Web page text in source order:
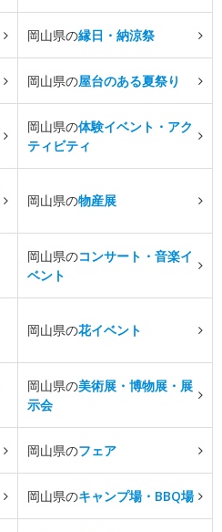
岡山県の縁日・納涼祭
岡山県の屋台のある夏祭り
岡山県の体験イベント・アク
ティビティ
岡山県の物産展
岡山県のコンサート・音楽イ
ベント
岡山県の花イベント
岡山県の美術展・博物展・展
示会
岡山県のフェア
岡山県のキャンプ場・BBQ場